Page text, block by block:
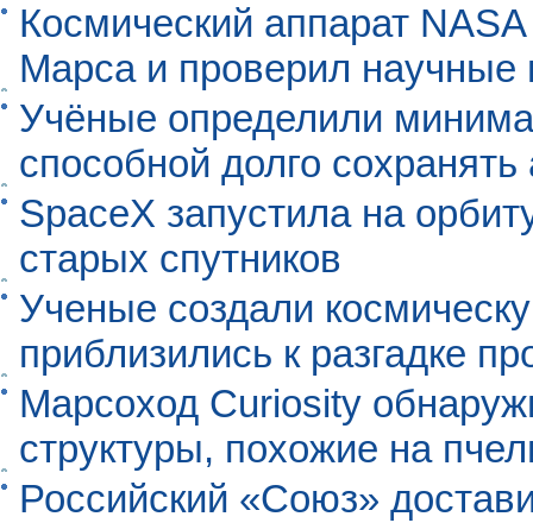
Космический аппарат
Марса и проверил научные
Учёные определили
способной долго
SpaceX запустила на
старых спутников
Ученые создали
приблизились к разгадке
Марсоход Curiosity
структуры, похожие на
Российский «Союз»